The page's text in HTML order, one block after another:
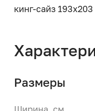
кинг-сайз
Размеры